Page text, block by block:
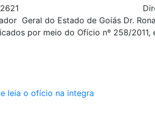
 Geral do Estado de Goiás Dr.
por meio do Ofício nº 258/
leia o ofício na integra